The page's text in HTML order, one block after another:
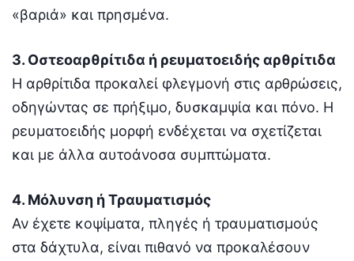
«βαριά» και πρησμένα.
3. Οστεοαρθρίτιδα ή ρευματοειδής αρθρίτιδα
Η αρθρίτιδα προκαλεί φλεγμονή στις αρθρώσεις,
οδηγώντας σε πρήξιμο, δυσκαμψία και πόνο. Η
ρευματοειδής μορφή ενδέχεται να σχετίζεται
και με άλλα αυτοάνοσα συμπτώματα.
4. Μόλυνση ή Τραυματισμός
Αν έχετε κοψίματα, πληγές ή τραυματισμούς
στα δάχτυλα, είναι πιθανό να προκαλέσουν